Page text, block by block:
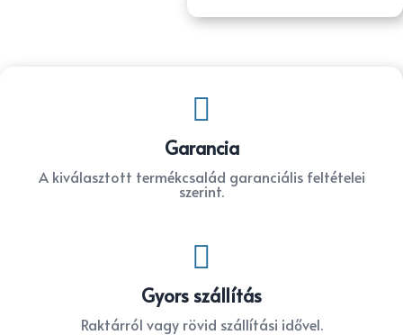

Garancia
A kiválasztott termékcsalád garanciális feltételei
szerint.

Gyors szállítás
Raktárról vagy rövid szállítási idővel.